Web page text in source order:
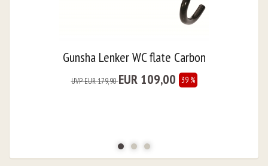
Gunsha Lenker WC flate Carbon
UVP EUR 179,90EUR 109,00 39 %